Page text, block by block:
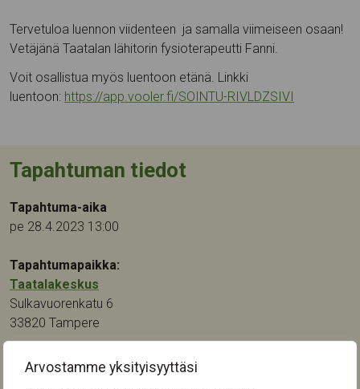
Arvostamme yksityisyyttäsi
Tervetuloa luennon viidenteen ja samalla viimeiseen osaan!
Vetäjänä Taatalan lähitorin fysioterapeutti Fanni.
Voit osallistua myös luentoon etänä. Linkki
luentoon: https://app.vooler.fi/SOINTU-RIVLDZSIVI
Tapahtuman tiedot
Tapahtuma-aika
pe 28.4.2023 13:00
Tapahtumapaikka:
Taatalakeskus
Sulkavuorenkatu 6
33820 Tampere
Kategoriat:
Luennot ja tapahtumat